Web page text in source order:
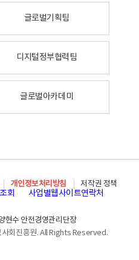
글로벌기획팀
디지털정부협력팀
글로벌아카데미
개인정보처리방침
저작권 정책
회 사업별웹사이트연락처
현수 안전경영관리단장
회진흥원. All Rights Reserved.